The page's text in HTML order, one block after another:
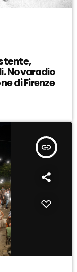
Novaradio
di Firenze
insert_link